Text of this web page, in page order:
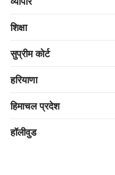
शिक्षा
सुप्रीम कोर्ट
हरियाणा
हिमाचल प्रदेश
हॉलीवुड